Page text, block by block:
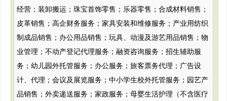
经营；装卸搬运；珠宝首饰零售；乐器零售；合成材料销售；
皮革销售；高企财务服务；家具安装和维修服务；产业用纺织
制成品销售；办公用品销售；玩具、动漫及游艺用品销售；物
业管理；不动产登记代理服务；融资咨询服务；招生辅助服
务；幼儿园外托管服务；办公服务；旅客票务代理；广告设
计、代理；会议及展览服务；中小学生校外托管服务；园艺产
品销售；外卖递送服务；家政服务；母婴生活护理（不含医疗